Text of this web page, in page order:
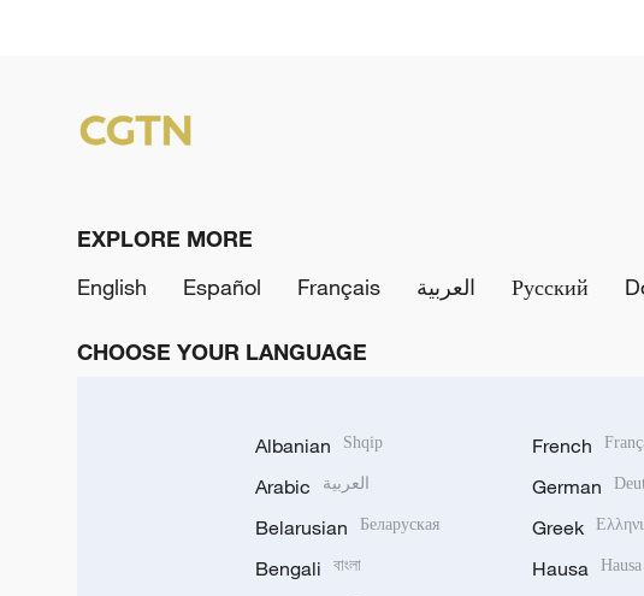
EXPLORE MORE
English
Español Français العربية Русский
CHOOSE YOUR LANGUAGE
Albanian Shqip
Arabic العربية
Belarusian Беларуская
Bengali বাংলা
French
German
Greek
Hausa Hausa